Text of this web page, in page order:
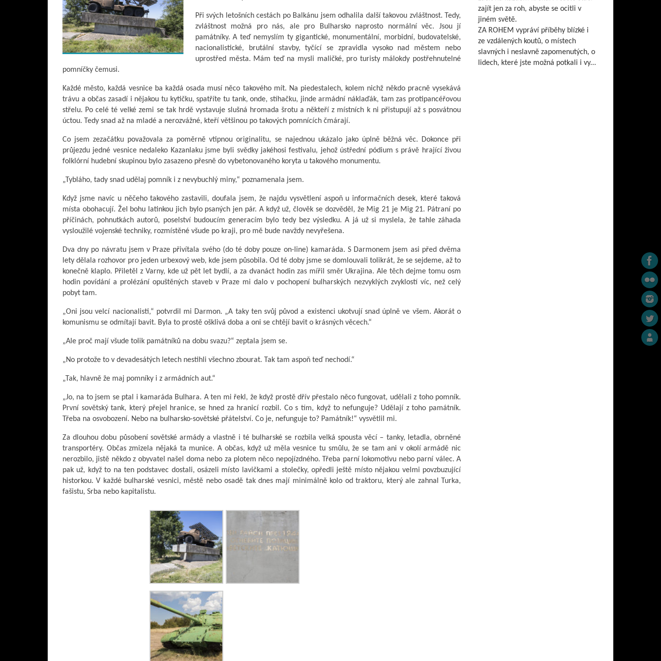
Při svých letošních cestách po Balkánu jsem odhalila další takovou zvláštnost. Tedy,
zvláštnost možná pro nás, ale pro Bulharsko naprosto normální věc. Jsou jí
památníky. A teď nemyslím ty gigantické, monumentální, morbidní, budovatelské,
nacionalistické, brutální stavby, tyčící se zpravidla vysoko nad městem nebo
uprostřed města. Mám teď na mysli maličké, pro turisty málokdy postřehnutelné
pomníčky čemusi.
Každé město, každá vesnice ba každá osada musí něco takového mít. Na piedestalech, kolem nichž někdo pracně vysekává
trávu a občas zasadí i nějakou tu kytičku, spatříte tu tank, onde, stíhačku, jinde armádní náklaďák, tam zas protipancéřovou
střelu. Po celé té velké zemi se tak hrdě vystavuje slušná hromada šrotu a někteří z místních k ni přistupují až s posvátnou
úctou. Tedy snad až na mladé a nerozvážné, kteří většinou po takových pomnících čmárají.
Co jsem zezačátku považovala za poměrně vtipnou originalitu, se najednou ukázalo jako úplně běžná věc. Dokonce při
průjezdu jedné vesnice nedaleko Kazanlaku jsme byli svědky jakéhosi festivalu, jehož ústřední pódium s právě hrající živou
folklórní hudební skupinou bylo zasazeno přesně do vybetonovaného koryta u takového monumentu.
„Tybláho, tady snad udělaj pomník i z nevybuchlý miny,“ poznamenala jsem.
Když jsme navíc u něčeho takového zastavili, doufala jsem, že najdu vysvětlení aspoň u informačních desek, které taková
místa obohacují. Žel bohu latinkou jich bylo psaných jen pár. A když už, člověk se dozvěděl, že Mig 21 je Mig 21. Pátraní po
příčinách, pohnutkách autorů, poselství budoucím generacím bylo tedy bez výsledku. A já už si myslela, že tahle záhada
vysloužilé vojenské techniky, rozmístěné všude po kraji, pro mě bude navždy nevyřešena.
Dva dny po návratu jsem v Praze přivítala svého (do té doby pouze on-line) kamaráda. S Darmonem jsem asi před dvěma
lety dělala rozhovor pro jeden urbexový web, kde jsem působila. Od té doby jsme se domlouvali tolikrát, že se sejdeme, až to
konečně klaplo. Přiletěl z Varny, kde už pět let bydlí, a za dvanáct hodin zas mířil směr Ukrajina. Ale těch dejme tomu osm
hodin povídání a prolézání opuštěných staveb v Praze mi dalo v pochopení bulharských nezvyklých zvyklostí víc, než celý
pobyt tam.
„Oni jsou velcí nacionalisti,“ potvrdil mi Darmon. „A taky ten svůj původ a existenci ukotvují snad úplně ve všem. Akorát o
komunismu se odmítají bavit. Byla to prostě ošklivá doba a oni se chtějí bavit o krásných věcech.“
„Ale proč mají všude tolik památníků na dobu svazu?“ zeptala jsem se.
„No protože to v devadesátých letech nestihli všechno zbourat. Tak tam aspoň teď nechodí.“
„Tak, hlavně že maj pomníky i z armádních aut.“
„Jo, na to jsem se ptal i kamaráda Bulhara. A ten mi řekl, že když prostě dřív přestalo něco fungovat, udělali z toho pomník.
První sovětský tank, který přejel hranice, se hned za hranicí rozbil. Co s tím, když to nefunguje? Udělají z toho památník.
Třeba na osvobození. Nebo na bulharsko-sovětské přátelství. Co je, nefunguje to? Památník!“ vysvětlil mi.
Za dlouhou dobu působení sovětské armády a vlastně i té bulharské se rozbila velká spousta věcí – tanky, letadla, obrněné
transportéry. Občas zmizela nějaká ta munice. A občas, když už měla vesnice tu smůlu, že se tam ani v okolí armádě nic
nerozbilo, jistě někdo z obyvatel našel doma nebo za plotem něco nepojízdného. Třeba parní lokomotivu nebo parní válec. A
pak už, když to na ten podstavec dostali, osázeli místo lavičkami a stolečky, opředli ještě místo nějakou velmi povzbuzující
historkou. V každé bulharské vesnici, městě nebo osadě tak dnes mají minimálně kolo od traktoru, který ale zahnal Turka,
fašistu, Srba nebo kapitalistu.
zajít jen za roh, abyste se ocitli v
jiném světě.
ZA ROHEM vypráví příběhy blízké i
ze vzdálených koutů, o místech
slavných i neslavně zapomenutých, o
lidech, které jste možná potkali i vy...